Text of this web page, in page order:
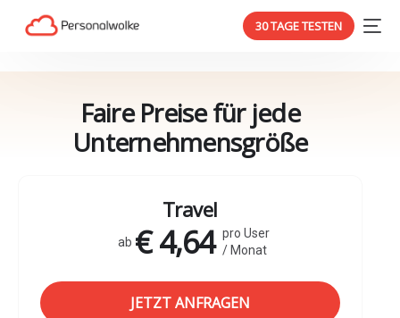
30 TAGE TESTEN
Faire Preise für jede
Unternehmensgröße
Travel
ab € 4,64 pro User
/ Monat
JETZT ANFRAGEN